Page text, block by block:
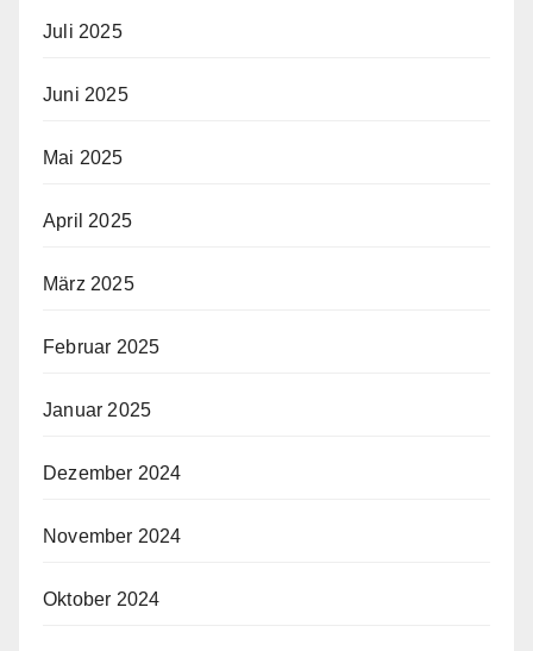
Juli 2025
Juni 2025
Mai 2025
April 2025
März 2025
Februar 2025
Januar 2025
Dezember 2024
November 2024
Oktober 2024